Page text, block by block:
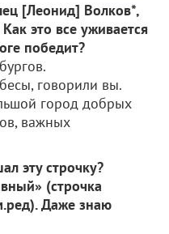
[Леонид] Волков*,
это все уживается
победит?
говорили вы.
город добрых
важных
эту строчку?
(строчка
Даже знаю